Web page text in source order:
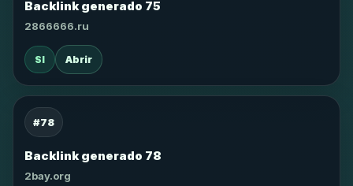
Backlink generado 75
2866666.ru
SI Abrir
#78
Backlink generado 78
2bay.org